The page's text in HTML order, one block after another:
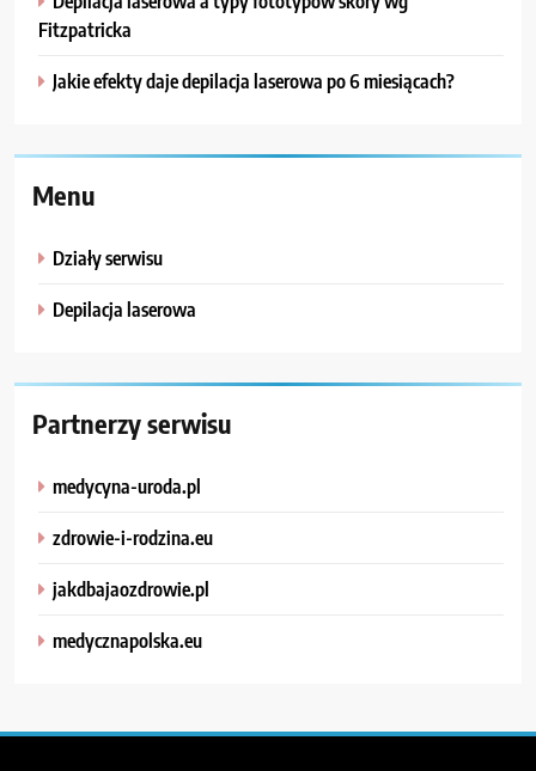
Fitzpatricka
Jakie efekty daje depilacja laserowa po 6 miesiącach?
Menu
Działy serwisu
Depilacja laserowa
Partnerzy serwisu
medycyna-uroda.pl
zdrowie-i-rodzina.eu
jakdbajaozdrowie.pl
medycznapolska.eu